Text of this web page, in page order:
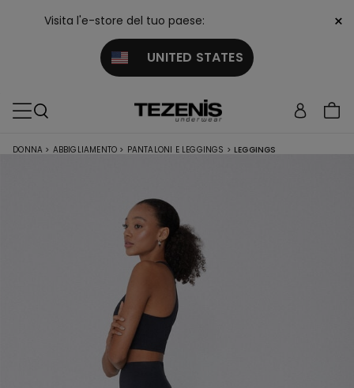
Visita l'e-store del tuo paese:
UNITED STATES
×
DONNA > ABBIGLIAMENTO > PANTALONI E LEGGINGS > LEGGINGS